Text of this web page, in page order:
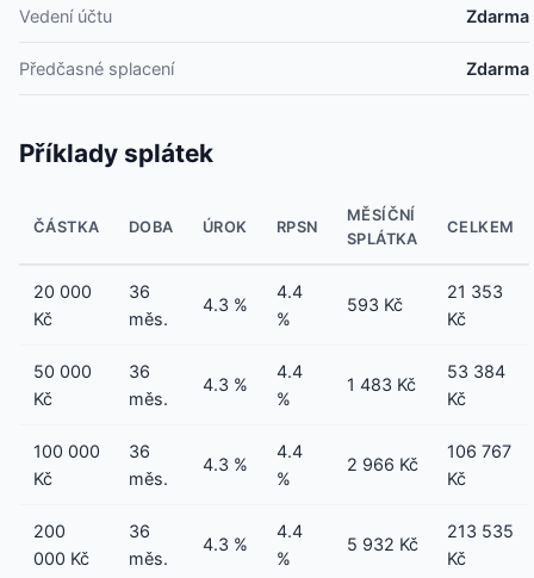
Vedení účtu Zdarma
Předčasné splacení Zdarma
Příklady splátek
ČÁSTKA DOBA ÚROK RPSN
MĚSÍČNÍ
SPLÁTKA
CELKEM
20 000
Kč
36
měs.
4.3 %
4.4
%
593 Kč
21 353
Kč
50 000
Kč
36
měs.
4.3 %
4.4
%
1 483 Kč
53 384
Kč
100 000
Kč
36
měs.
4.3 %
4.4
%
2 966 Kč
106 767
Kč
200
000 Kč
36
měs.
4.3 %
4.4
%
5 932 Kč
213 535
Kč